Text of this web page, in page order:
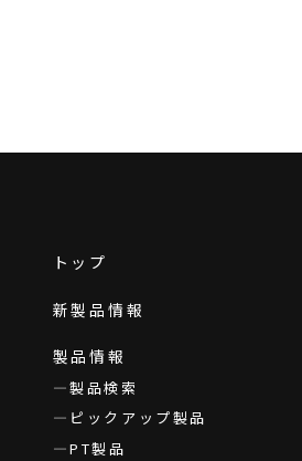
トップ
新製品情報
製品情報
製品検索
ピックアップ製品
PT製品